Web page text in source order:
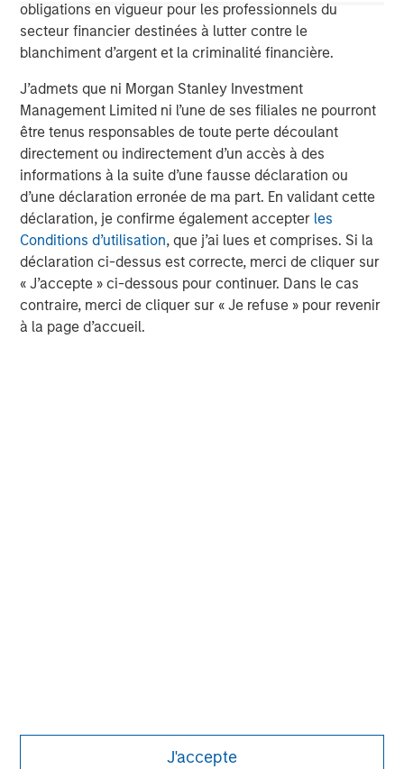
obligations en vigueur pour les professionnels du
secteur financier destinées à lutter contre le
blanchiment d’argent et la criminalité financière.
J’admets que ni Morgan Stanley Investment
Management Limited ni l’une de ses filiales ne pourront
être tenus responsables de toute perte découlant
directement ou indirectement d’un accès à des
informations à la suite d’une fausse déclaration ou
d’une déclaration erronée de ma part. En validant cette
déclaration, je confirme également accepter les
Conditions d’utilisation, que j’ai lues et comprises. Si la
déclaration ci-dessus est correcte, merci de cliquer sur
« J’accepte » ci-dessous pour continuer. Dans le cas
contraire, merci de cliquer sur « Je refuse » pour revenir
à la page d’accueil.
J'accepte
Morgan Stanley Expansion Capital
Morgan Stanley Expansion Capital specializes in equity
and credit investments in late-stage private companies
that operate in the technology, healthcare, consumer,
digital media and other high-growth sectors.
MSIM Spokesperson
David N. Miller